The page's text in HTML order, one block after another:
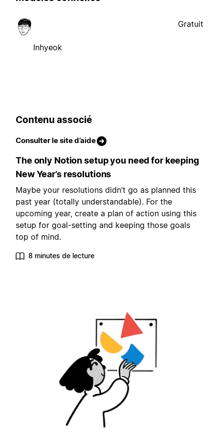
Inhyeok
Gratuit
Contenu associé
Consulter le site d’aide
The only Notion setup you need for keeping
New Year’s resolutions
Maybe your resolutions didn’t go as planned this
past year (totally understandable). For the
upcoming year, create a plan of action using this
setup for goal-setting and keeping those goals
top of mind.
8 minutes de lecture